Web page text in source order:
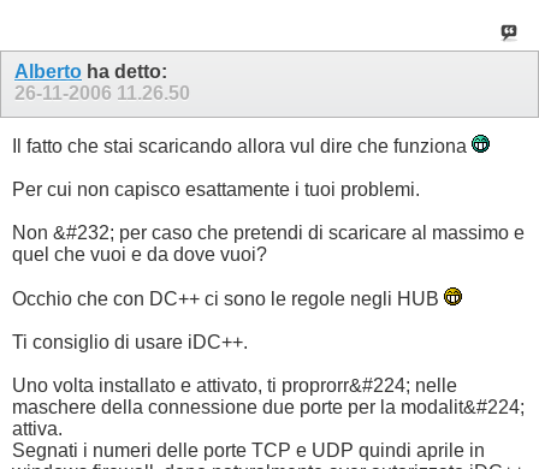
Alberto ha detto:
26-11-2006 11.26.50
Il fatto che stai scaricando allora vul dire che funziona
Per cui non capisco esattamente i tuoi problemi.
Non &#232; per caso che pretendi di scaricare al massimo e
quel che vuoi e da dove vuoi?
Occhio che con DC++ ci sono le regole negli HUB
Ti consiglio di usare iDC++.
Uno volta installato e attivato, ti proprorr&#224; nelle
maschere della connessione due porte per la modalit&#224;
attiva.
Segnati i numeri delle porte TCP e UDP quindi aprile in